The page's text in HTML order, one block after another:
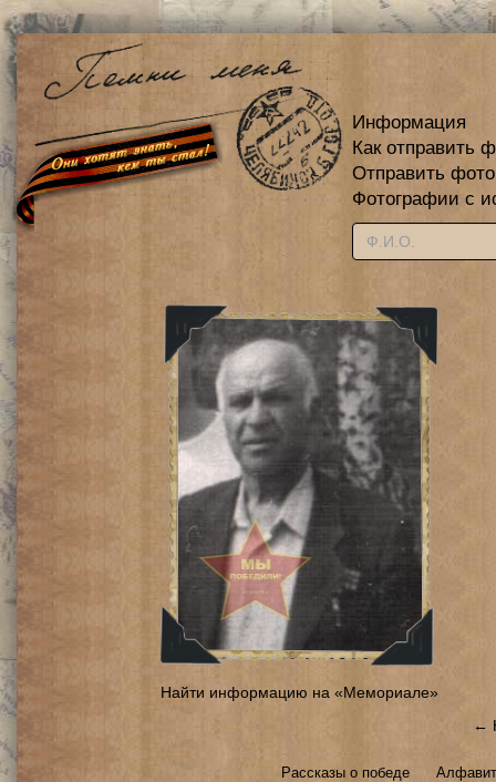
Информация
Как отправить
Отправить
Фотографии с
Найти информацию на «Мемориале»
←
Рассказы о победе